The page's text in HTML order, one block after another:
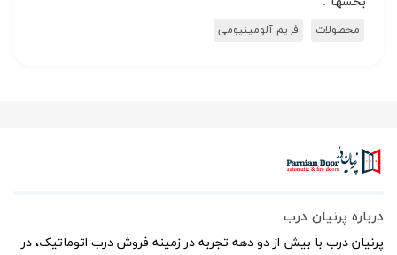
محصولات فریم آلومینیومی
درباره پرنیان درب
پرنیان درب با بیش از دو دهه تجربه در زمینه فروش درب اتوماتیک، در